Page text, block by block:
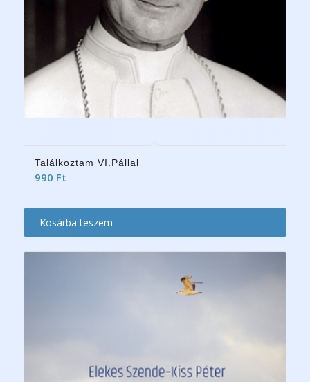
Találkoztam VI.Pállal
990 Ft
Kosárba teszem